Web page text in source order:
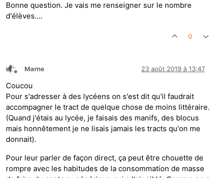
Bonne question. Je vais me renseigner sur le nombre
d'élèves....
0
Hors-ligne
Marne 23 août 2019 à 13:47
Coucou
Pour s'adresser à des lycéens on s'est dit qu'il faudrait
accompagner le tract de quelque chose de moins littéraire.
(Quand j'étais au lycée, je faisais des manifs, des blocus
mais honnêtement je ne lisais jamais les tracts qu'on me
donnait).
Pour leur parler de façon direct, ça peut être chouette de
rompre avec les habitudes de la consommation de masse